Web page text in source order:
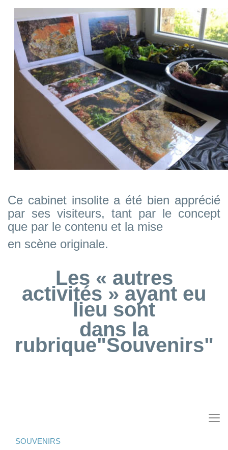
Ce cabinet insolite a été bien apprécié
par ses visiteurs, tant par le concept
que par le contenu et la mise
en scène originale.
Les « autres
activités » ayant eu
lieu sont
dans la
rubrique"Souvenirs"
SOUVENIRS